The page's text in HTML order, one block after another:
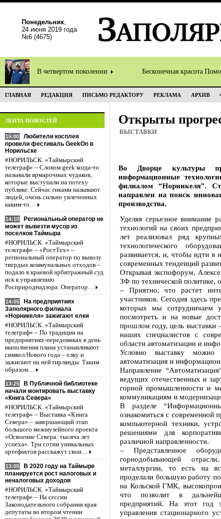
Понедельник,
24 июня 2019 года
№6 (4675)
В четвертом поколении Бесконечная красота
ГЛАВНАЯ РЕДАКЦИЯ ПИСЬМО РЕДАКТОРУ РЕКЛАМА АРХИВ
ЛЕНТА НОВОСТЕЙ
15:00
Любители косплея
провели фестиваль GeekOn в
Норильске
#НОРИЛЬСК. «Таймырский
телеграф» – Словом geek когда-то
называли ярмарочных чудаков,
которые выступали на потеху
публике. Сейчас гиками называют
людей, очень сильно увлеченных
каким-то…
14:10
Региональный оператор не
может вывезти мусор из
поселков Таймыра
#НОРИЛЬСК. «Таймырский
телеграф» – «РостТех» –
региональный оператор по вывозу
твердых коммунальных отходов –
подало в краевой арбитражный суд
иск к управлению
Росприроднадзора. Оператор…
14:05
На предприятиях
Заполярного филиала
«Норникеля» зажигают елки
#НОРИЛЬСК. «Таймырский
телеграф» – По традиции на
предприятиях-передовиках в день
выполнения плана устанавливают
символ Нового года – елку и
зажигают на ней гирлянды. Таким
образом…
13:25
В Публичной библиотеке
начали монтировать выставку
«Книга Севера»
#НОРИЛЬСК. «Таймырский
телеграф» – Выставка «Книга
Севера» – завершающий этап
большого межмузейного проекта
«Освоение Севера: тысяча лет
успеха». Три сотни уникальных
артефактов расскажут свои…
13:05
В 2020 году на Таймыре
планируется рост налоговых и
неналоговых доходов
#НОРИЛЬСК. «Таймырский
телеграф» – На сессии
Законодательного собрания края
депутаты во втором чтении
Открыты
ВЫСТАВКИ
Во Дворце культуры
информационные
филиалом “Норникеля”.
направлен на поиск
производства.
Уделяя серьезное внимание
технологий на своих
лет реализовал ряд
технологического
развивается, и, чтобы идти в
современных тенденций
Открывая экспофорум,
ЗФ по технической политике,
– Приятно, что растет
участников. Сегодня здесь
которых мы сотрудничаем
посмотреть и на новые
прошлом году, цель выставки
наших специалистов с
области автоматизации и
Условно выставку можно
автоматизация и
Направление
ведущих отечественных и
горной промышленности и
коммуникациям и
В разделе
ознакомиться с современной
компьютерной техники,
решениями для
различной направленности.
– Представленное
горнодобывающей
металлургии, то есть на
проделали большую работу
на Кольской ГМК,
что позволит в
предприятий. На этот год
управления стационарного